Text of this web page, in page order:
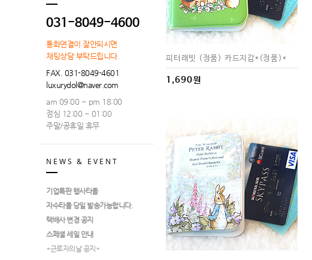
031-8049-4600
통화연결이 잘안되시면
채팅상담 부탁드립니다.
FAX. 031-8049-4601
luxurydol@naver.com
am 09:00 ~ pm 18:00
점심 12:00 ~ 01:00
주말/공휴일 휴무
NEWS & EVENT
기업특판 행사타올
자수타올 당일 발송가능합니다.
택배사 변경 공지
스페셜 세일 안내
*근로자의날 공지*
피터래빗 (정품) 카드지갑*(정품)*
1,690원